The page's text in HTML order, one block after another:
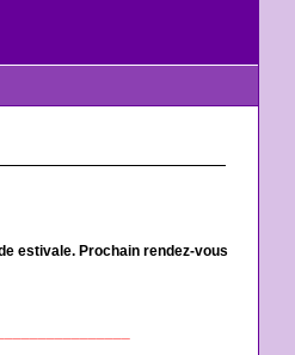
estivale. Prochain rendez-vous